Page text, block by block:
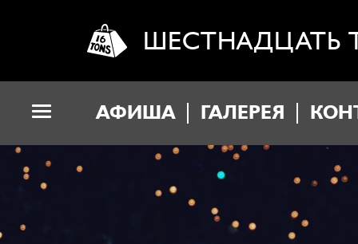
ШЕСТНАДЦАТЬ
АФИША ГАЛЕРЕЯ